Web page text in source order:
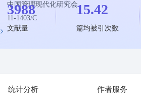
中国管理现代化研究会
11-1403/C
3988
文献量
15.42
篇均被引次数
统计分析 作者服务